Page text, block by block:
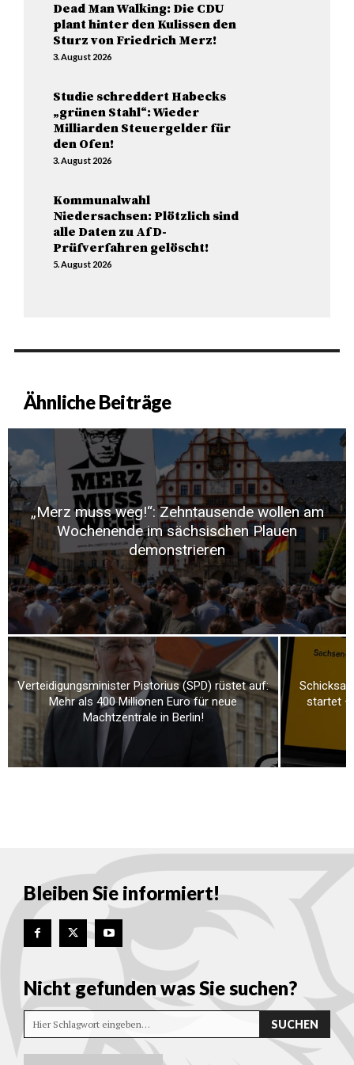
Dead Man Walking: Die CDU
plant hinter den Kulissen den
Sturz von Friedrich Merz!
3. August 2026
Studie schreddert Habecks
„grünen Stahl“: Wieder
Milliarden Steuergelder für
den Ofen!
3. August 2026
Kommunalwahl
Niedersachsen: Plötzlich sind
alle Daten zu AfD-
Prüfverfahren gelöscht!
5. August 2026
Ähnliche Beiträge
„Merz muss weg!“: Zehntausende wollen am
Wochenende im sächsischen Plauen
demonstrieren
Verteidigungsminister Pistorius (SPD) rüstet auf:
Mehr als 400 Millionen Euro für neue
Machtzentrale in Berlin!
startet –
Bleiben Sie informiert!
Nicht gefunden was Sie suchen?
Hier Schlagwort eingeben… SUCHEN